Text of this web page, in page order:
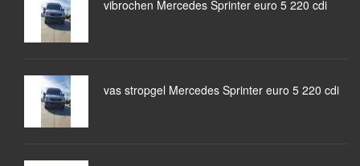
vibrochen Mercedes Sprinter euro 5 220 cdi
vas stropgel Mercedes Sprinter euro 5 220 cdi